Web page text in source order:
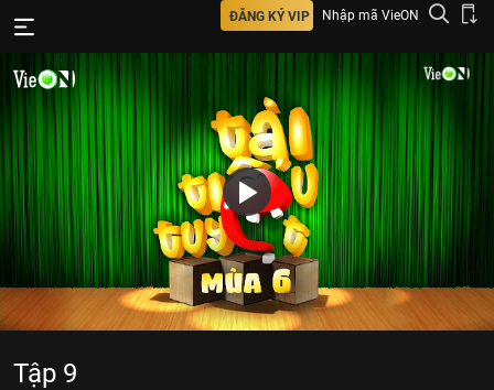
ĐĂNG KÝ VIP Nhập mã VieON
Tập 9